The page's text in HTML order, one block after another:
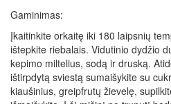
Gaminimas:
Įkaitinkite orkaitę iki 180 laipsnių
ištepkite riebalais. Vidutinio dydžio
kepimo miltelius, sodą ir druską.
ištirpdytą sviestą sumaišykite su
kiaušinius, greipfrutų žievelę,